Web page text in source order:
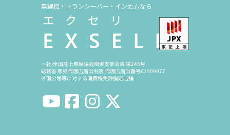
無線機・トランシーバー・インカムなら
一社)全国陸上無線協会関東支部会員 第245号
総務省 販売代理店届出制度 代理店届出番号C1909977
外国公館等に対する消費税免除指定店舗